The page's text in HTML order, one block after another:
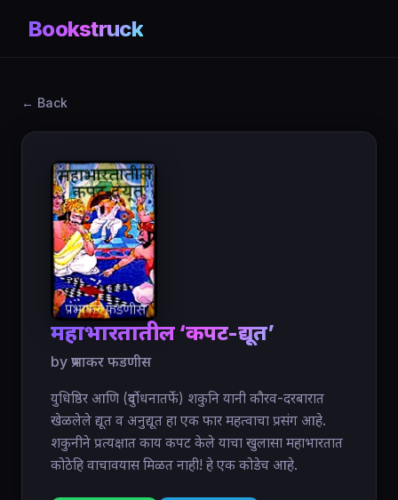
Bookstruck
← Back
महाभारतातील ‘कपट-द्यूत’
by प्रभाकर फडणीस
युधिष्ठिर आणि (दुर्योधनातर्फे) शकुनि यानी कौरव-दरबारात
खेळलेले द्यूत व अनुद्यूत हा एक फार महत्वाचा प्रसंग आहे.
शकुनीने प्रत्यक्षात काय कपट केले याचा खुलासा महाभारतात
कोठेहि वाचावयास मिळत नाही! हे एक कोडेच आहे.